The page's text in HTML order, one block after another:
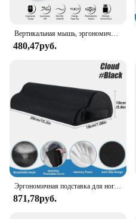
480,47руб.
Эргономичная подставка для ног, подставка для стола, для дома, офиса, компьютера, подушка для ног
871,78руб.